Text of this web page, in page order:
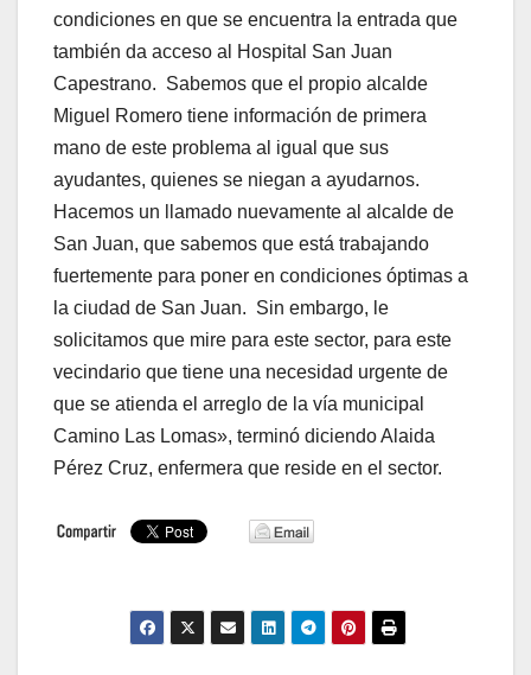
condiciones en que se encuentra la entrada que
también da acceso al Hospital San Juan
Capestrano. Sabemos que el propio alcalde
Miguel Romero tiene información de primera
mano de este problema al igual que sus
ayudantes, quienes se niegan a ayudarnos.
Hacemos un llamado nuevamente al alcalde de
San Juan, que sabemos que está trabajando
fuertemente para poner en condiciones óptimas a
la ciudad de San Juan. Sin embargo, le
solicitamos que mire para este sector, para este
vecindario que tiene una necesidad urgente de
que se atienda el arreglo de la vía municipal
Camino Las Lomas», terminó diciendo Alaida
Pérez Cruz, enfermera que reside en el sector.